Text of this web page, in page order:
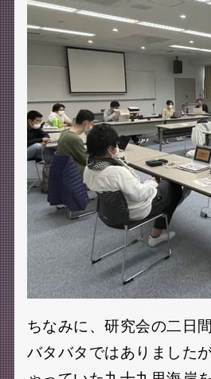
ちなみに、研究会の二日
バタバタではありました